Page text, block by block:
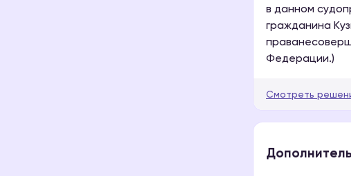
в данном
гражданина
Федерации.)
Смотреть